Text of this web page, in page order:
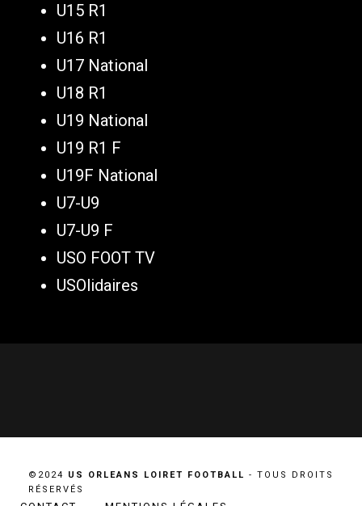
U15 R1
U16 R1
U17 National
U18 R1
U19 National
U19 R1 F
U19F National
U7-U9
U7-U9 F
USO FOOT TV
USOlidaires
©2024 US ORLEANS LOIRET FOOTBALL - TOUS DROITS
RÉSERVÉS